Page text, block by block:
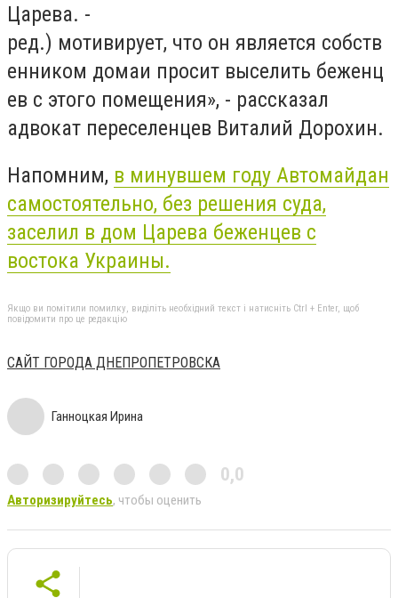
Царева. -
ред.) мотивирует, что он является собств
енником домаи просит выселить беженц
ев с этого помещения», - рассказал
адвокат переселенцев Виталий Дорохин.
Напомним, в минувшем году Автомайдан
самостоятельно, без решения суда,
заселил в дом Царева беженцев с
востока Украины.
Якщо ви помітили помилку, виділіть необхідний текст і натисніть Ctrl + Enter, щоб
повідомити про це редакцію
САЙТ ГОРОДА ДНЕПРОПЕТРОВСКА
Ганноцкая Ирина
0,0
Авторизируйтесь, чтобы оценить